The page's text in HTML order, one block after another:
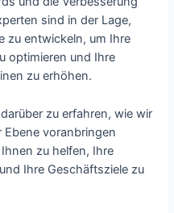
sind in der Lage,
zu entwickeln, um Ihre
optimieren und Ihre
zu erhöhen.
zu erfahren, wie wir
voranbringen
zu helfen, Ihre
Ihre Geschäftsziele zu